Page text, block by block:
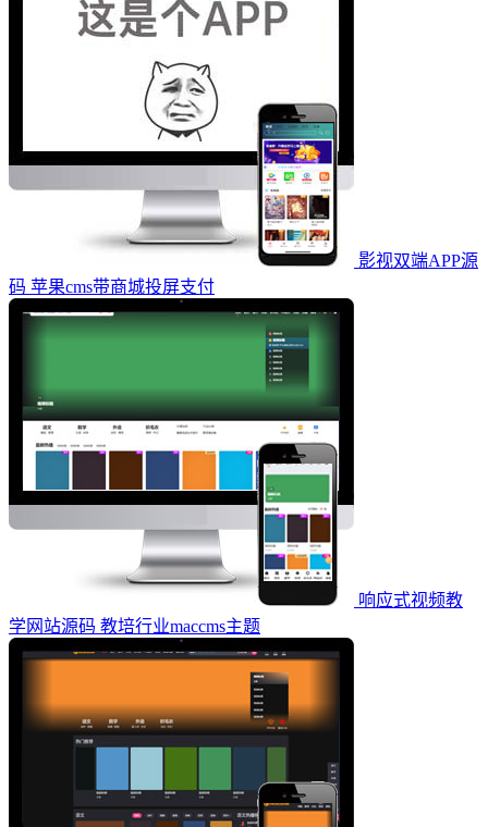
影视双端APP源
码 苹果cms带商城投屏支付
响应式视频教
学网站源码 教培行业maccms主题